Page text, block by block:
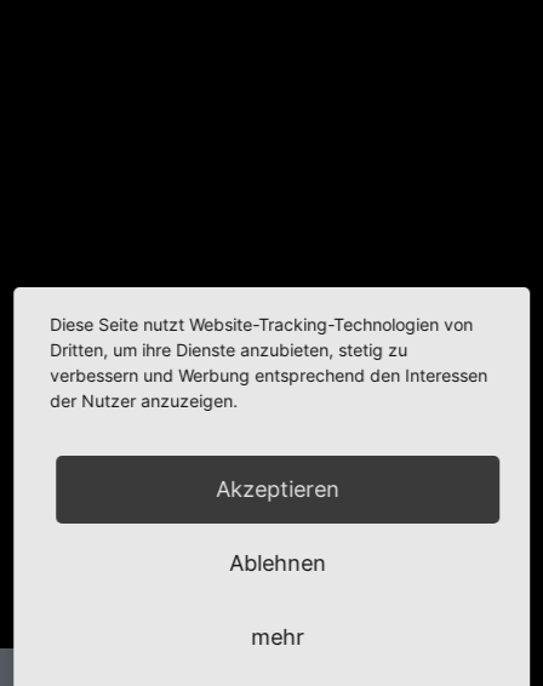
Diese Seite nutzt Website-Tracking-Technologien von
Dritten, um ihre Dienste anzubieten, stetig zu
verbessern und Werbung entsprechend den Interessen
der Nutzer anzuzeigen.
Akzeptieren
Ablehnen
mehr